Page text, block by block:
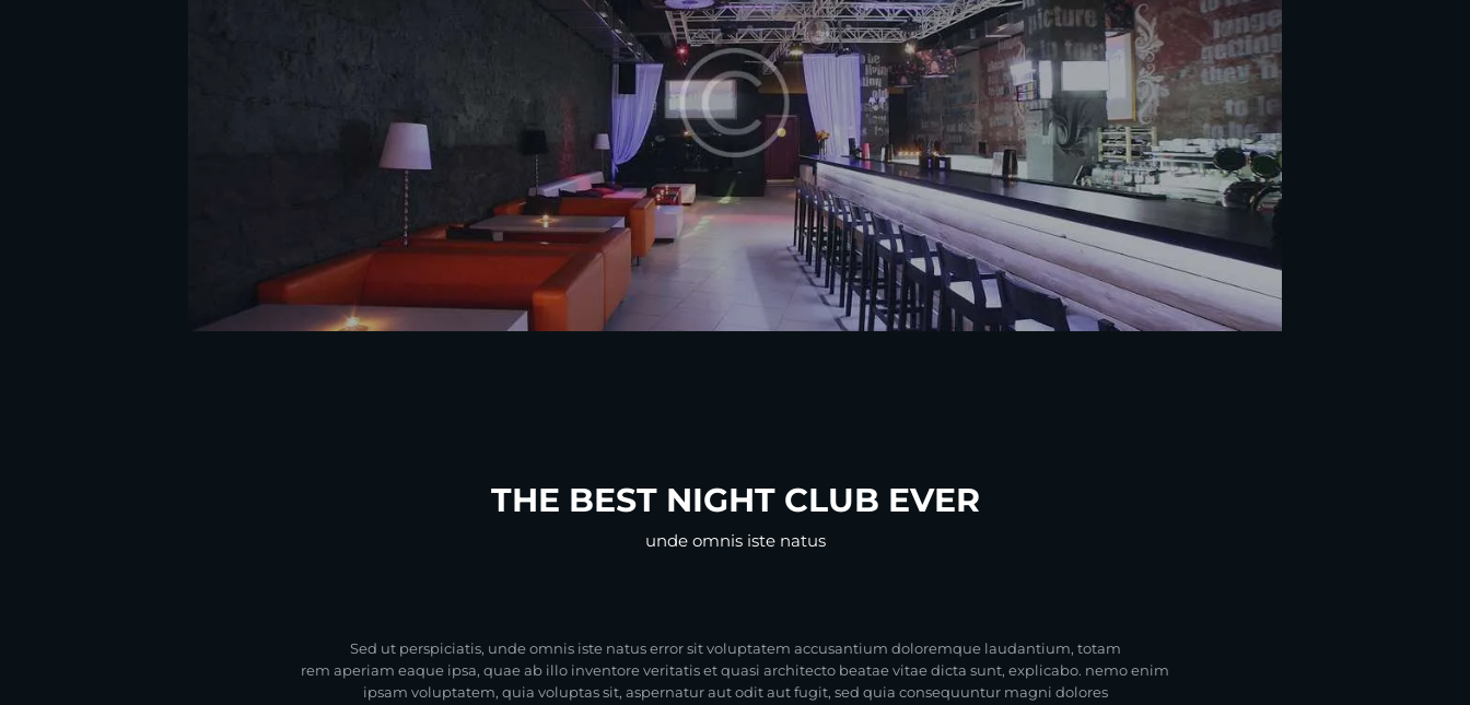
THE BEST NIGHT CLUB EVER
unde omnis iste natus
Sed ut perspiciatis, unde omnis iste natus error sit voluptatem accusantium doloremque laudantium, totam
rem aperiam eaque ipsa, quae ab illo inventore veritatis et quasi architecto beatae vitae dicta sunt, explicabo. nemo enim
ipsam voluptatem, quia voluptas sit, aspernatur aut odit aut fugit, sed quia consequuntur magni dolores